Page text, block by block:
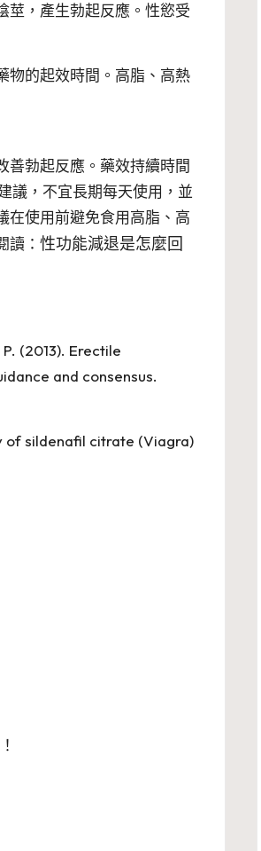
莖，產生勃起反應。性慾受
物的起效時間。高脂、高熱
善勃起反應。藥效持續時間
議，不宜長期每天使用，並
在使用前避免食用高脂、高
讀： 性功能減退是怎麼回
(2013). Erectile
and consensus.
of sildenafil citrate (Viagra)